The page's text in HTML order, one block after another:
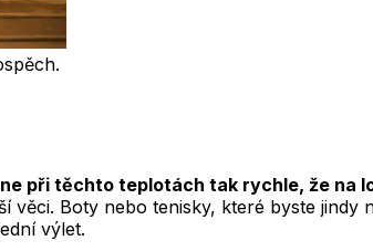
při těchto teplotách tak rychle, že na
věci. Boty nebo tenisky, které byste jindy
výlet.